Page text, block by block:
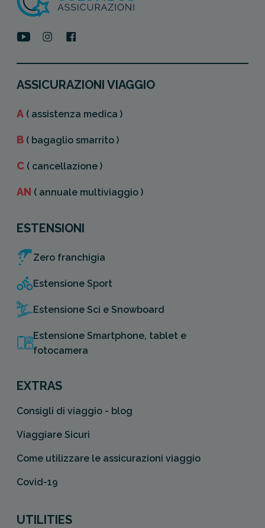
ASSICURAZIONI VIAGGIO
A ( assistenza medica )
B ( bagaglio smarrito )
C ( cancellazione )
AN ( annuale multiviaggio )
ESTENSIONI
Zero franchigia
Estensione Sport
Estensione Sci e Snowboard
Estensione Smartphone, tablet e
fotocamera
EXTRAS
Consigli di viaggio - blog
Viaggiare Sicuri
Come utilizzare le assicurazioni viaggio
Covid-19
UTILITIES